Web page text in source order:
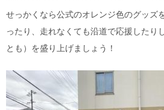
せっかくなら公式のオレンジ色のグッズ
ったり、走れなくても沿道で応援したり
とも）を盛り上げましょう！